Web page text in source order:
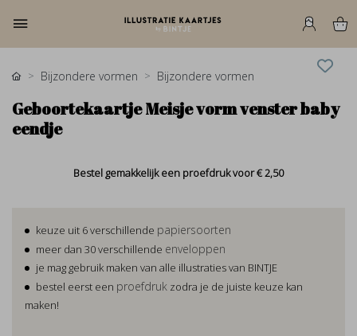
Bijzondere vormen Bijzondere vormen
Geboortekaartje Meisje vorm venster baby
eendje
Bestel gemakkelijk een proefdruk voor€ 2,50
keuze uit 6 verschillende papiersoorten
meer dan 30 verschillende enveloppen
je mag gebruik maken van alle illustraties van BINTJE
bestel eerst een proefdruk zodra je de juiste keuze kan
maken!